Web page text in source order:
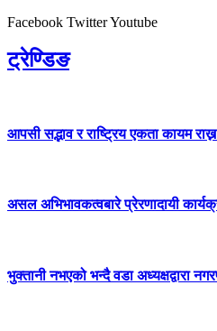
Facebook TwitterYoutube
ट्रेण्डिङ
आपसी सद्भाव र राष्ट्रिय एकता कायम
असल अभिभावकत्वबारे प्रेरणादायी
भुक्तानी नभएको भन्दै वडा अध्यक्षद्वारा